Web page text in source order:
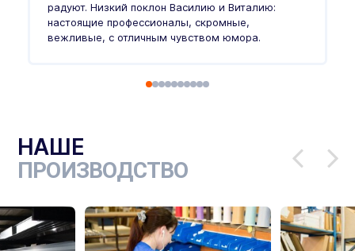
радуют. Низкий поклон Василию и Виталию:
настоящие профессионалы, скромные,
вежливые, с отличным чувством юмора.
НАШЕ
ПРОИЗВОДСТВО